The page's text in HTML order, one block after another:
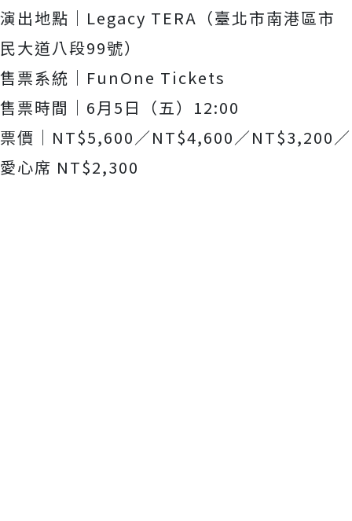
演出地點｜Legacy TERA（臺北市南港區市
民大道八段99號）
售票系統｜FunOne Tickets
售票時間｜6月5日（五）12:00
票價｜NT$5,600／NT$4,600／NT$3,200／
愛心席 NT$2,300